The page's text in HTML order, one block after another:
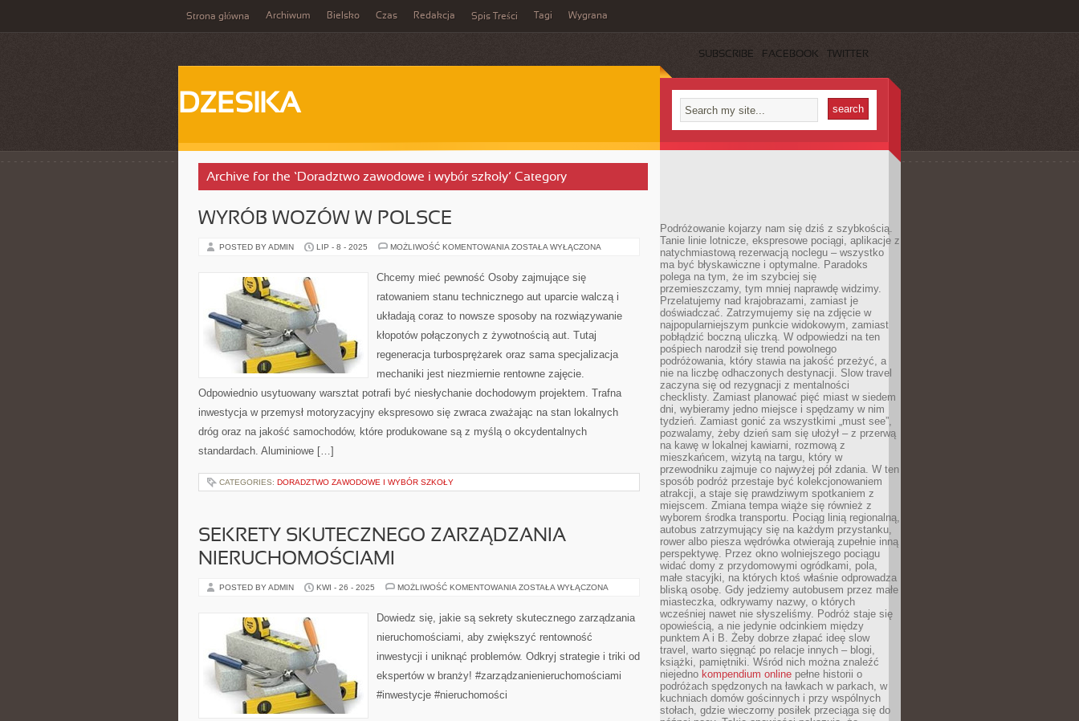
Strona główna Archiwum Bielsko Czas Redakcja Spis Treści Tagi Wygrana
SUBSCRIBE FACEBOOK TWITTER
DZESIKA
Archive for the ‘Doradztwo zawodowe i wybór szkoły’ Category
WYRÓB WOZÓW W POLSCE
POSTED BY ADMIN LIP - 8 - 2025 MOŻLIWOŚĆ KOMENTOWANIA WYRÓB
POLSCE
ZOSTAŁA WYŁĄCZONA
Chcemy mieć pewność Osoby zajmujące się
ratowaniem stanu technicznego aut uparcie walczą i
układają coraz to nowsze sposoby na rozwiązywanie
kłopotów połączonych z żywotnością aut. Tutaj
regeneracja turbosprężarek oraz sama specjalizacja
mechaniki jest niezmiernie rentowne zajęcie.
Odpowiednio usytuowany warsztat potrafi być niesłychanie dochodowym projektem. Trafna
inwestycja w przemysł motoryzacyjny ekspresowo się zwraca zważając na stan lokalnych
dróg oraz na jakość samochodów, które produkowane są z myślą o okcydentalnych
standardach. Aluminiowe […]
CATEGORIES: DORADZTWO ZAWODOWE I WYBÓR SZKOŁY
SEKRETY SKUTECZNEGO ZARZĄDZANIA
NIERUCHOMOŚCIAMI
POSTED BY ADMIN KWI - 26 - 2025 MOŻLIWOŚĆ KOMENTOWANIA SEKRETY
NIERUCHOMOŚCIAMI
ZOSTAŁA WYŁĄCZONA
Dowiedz się, jakie są sekrety skutecznego zarządzania
nieruchomościami, aby zwiększyć rentowność
inwestycji i uniknąć problemów. Odkryj strategie i triki od
ekspertów w branży! #zarządzanienieruchomościami
#inwestycje #nieruchomości
Podróżowanie kojarzy nam się dziś z szybkością.
Tanie linie lotnicze, ekspresowe pociągi, aplikacje z
natychmiastową rezerwacją noclegu – wszystko
ma być błyskawiczne i optymalne. Paradoks
polega na tym, że im szybciej się
przemieszczamy, tym mniej naprawdę widzimy.
Przelatujemy nad krajobrazami, zamiast je
doświadczać. Zatrzymujemy się na zdjęcie w
najpopularniejszym punkcie widokowym, zamiast
pobłądzić boczną uliczką. W odpowiedzi na ten
pośpiech narodził się trend powolnego
podróżowania, który stawia na jakość przeżyć, a
nie na liczbę odhaczonych destynacji. Slow travel
zaczyna się od rezygnacji z mentalności
checklisty. Zamiast planować pięć miast w siedem
dni, wybieramy jedno miejsce i spędzamy w nim
tydzień. Zamiast gonić za wszystkimi „must see”,
pozwalamy, żeby dzień sam się ułożył – z przerwą
na kawę w lokalnej kawiarni, rozmową z
mieszkańcem, wizytą na targu, który w
przewodniku zajmuje co najwyżej pół zdania. W ten
sposób podróż przestaje być kolekcjonowaniem
atrakcji, a staje się prawdziwym spotkaniem z
miejscem. Zmiana tempa wiąże się również z
wyborem środka transportu. Pociąg linią regionalną,
autobus zatrzymujący się na każdym przystanku,
rower albo piesza wędrówka otwierają zupełnie inną
perspektywę. Przez okno wolniejszego pociągu
widać domy z przydomowymi ogródkami, pola,
małe stacyjki, na których ktoś właśnie odprowadza
bliską osobę. Gdy jedziemy autobusem przez małe
miasteczka, odkrywamy nazwy, o których
wcześniej nawet nie słyszeliśmy. Podróż staje się
opowieścią, a nie jedynie odcinkiem między
punktem A i B. Żeby dobrze złapać ideę slow
travel, warto sięgnąć po relacje innych – blogi,
książki, pamiętniki. Wśród nich można znaleźć
niejedno kompendium online pełne historii o
podróżach spędzonych na ławkach w parkach, w
kuchniach domów gościnnych i przy wspólnych
stołach, gdzie wieczorny posiłek przeciąga się do